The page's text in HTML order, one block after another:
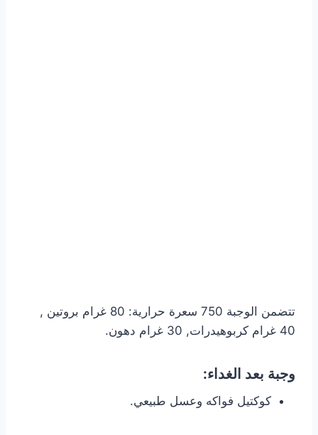
تتضمن الوجبة 750 سعرة حرارية: 80 غرام بروتين ,
40 غرام كربوهيدرات, 30 غرام دهون.
وجبة بعد الغداء:
كوكتيل فواكه وعسل طبيعي.